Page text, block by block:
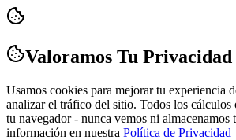
Valoramos Tu Privacidad
Usamos cookies para mejorar tu experiencia
analizar el tráfico del sitio. Todos los cálculos
tu navegador - nunca vemos ni almacenamos
información en nuestra Política de Privacidad